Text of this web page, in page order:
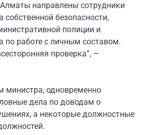
направлены сотрудники
собственной безопасности,
полиции и
по работе с личным составом.
проверка”, —
министра, одновременно
дела по доводам о
а некоторые должностные